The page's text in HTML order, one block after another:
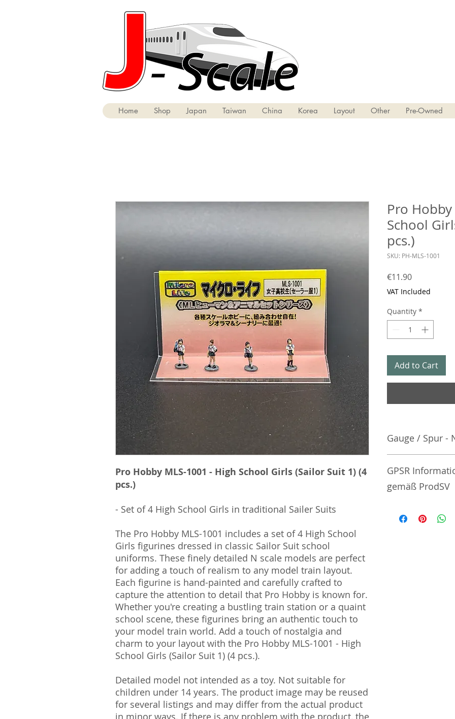
Home Shop Japan Taiwan China Korea Layout Other Pre-Owned
Pro Hobby MLS-1001 - High School Girls (Sailor Suit 1) (4
pcs.)
- Set of 4 High School Girls in traditional Sailer Suits
The Pro Hobby MLS-1001 includes a set of 4 High School
Girls figurines dressed in classic Sailor Suit school
uniforms. These finely detailed N scale models are perfect
for adding a touch of realism to any model train layout.
Each figurine is hand-painted and carefully crafted to
capture the attention to detail that Pro Hobby is known for.
Whether you're creating a bustling train station or a quaint
school scene, these figurines bring an authentic touch to
your model train world. Add a touch of nostalgia and
charm to your layout with the Pro Hobby MLS-1001 - High
School Girls (Sailor Suit 1) (4 pcs.).
Detailed model not intended as a toy. Not suitable for
children under 14 years. The product image may be reused
for several listings and may differ from the actual product
in minor ways. If there is any problem with the product, the
Pro
School
pcs.)
SKU: PH-MLS-1001
€11.90Price
VAT Included
Quantity *
Add to Cart
Gauge / Spur -
GPSR
gemäß ProdSV
Manufacturer /